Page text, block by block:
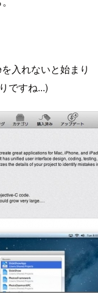
入れないと始まり
ですね...)